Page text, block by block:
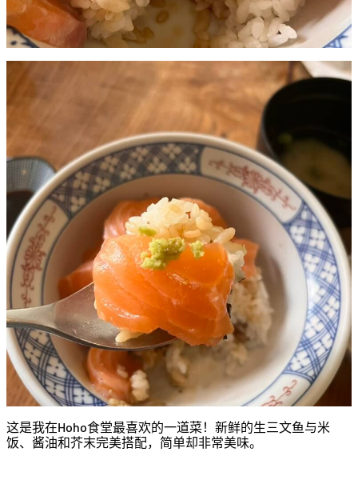
这是我在Hoho食堂最喜欢的一道菜！新鲜的生三文鱼与米
饭、酱油和芥末完美搭配，简单却非常美味。